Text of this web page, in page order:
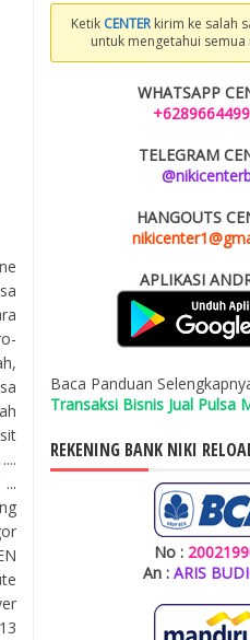
Ketik CENTERkirim ke salah
untuk mengetahui
WHATSAPP
TELEGRAM
HANGOUTS
APLIKASI
Baca Panduan
Transaksi Bisnis Jual Pulsa
REKENING BANK NIKI
No :
An : ARIS